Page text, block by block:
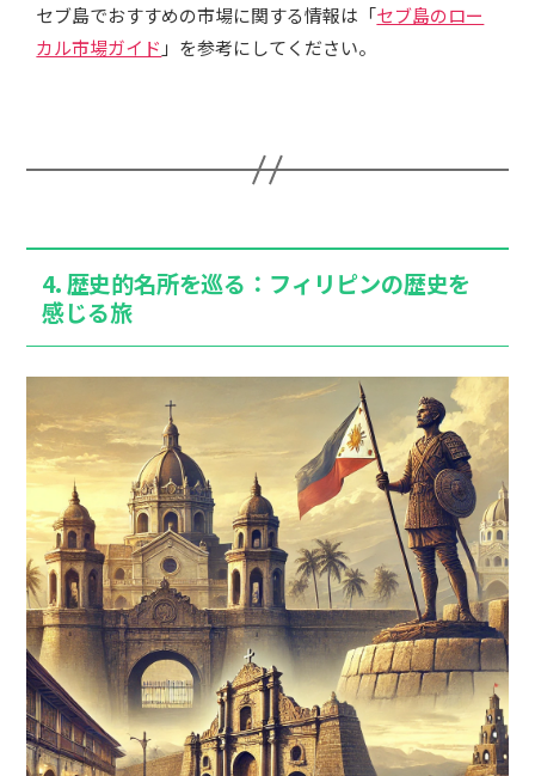
セブ島でおすすめの市場に関する情報は「セブ島のロー
カル市場ガイド 」を参考にしてください。
4. 歴史的名所を巡る：フィリピンの歴史を
感じる旅